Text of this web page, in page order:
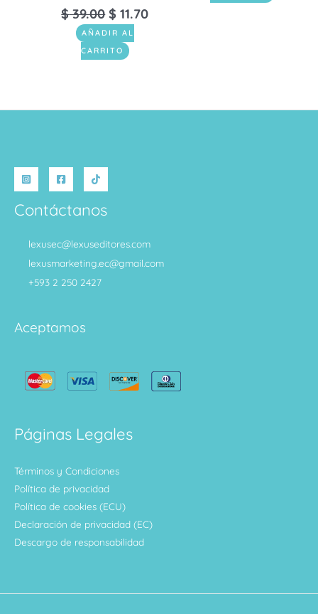
$39.00 $ 11.70
AÑADIR AL
CARRITO
Contáctanos
lexusec@lexuseditores.com
lexusmarketing.ec@gmail.com
+593 2 250 2427
Aceptamos
Páginas Legales
Términos y Condiciones
Política de privacidad
Política de cookies (ECU)
Declaración de privacidad (EC)
Descargo de responsabilidad